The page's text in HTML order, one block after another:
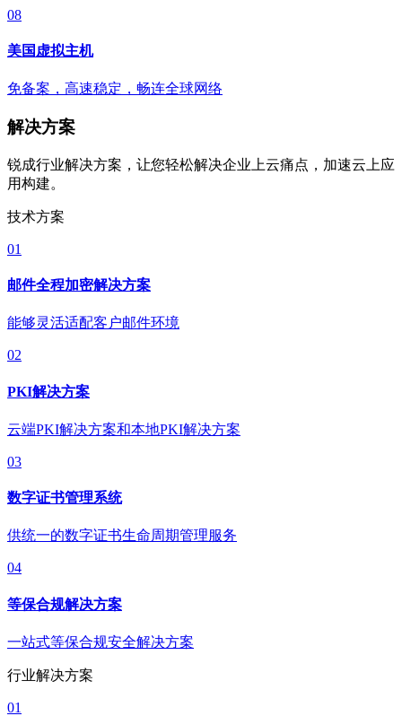
08
美国虚拟主机
免备案，高速稳定，畅连全球网络
解决方案
锐成行业解决方案，让您轻松解决企业上云痛点，加速云上应
用构建。
技术方案
01
邮件全程加密解决方案
能够灵活适配客户邮件环境
02
PKI解决方案
云端PKI解决方案和本地PKI解决方案
03
数字证书管理系统
供统一的数字证书生命周期管理服务
04
等保合规解决方案
一站式等保合规安全解决方案
行业解决方案
01